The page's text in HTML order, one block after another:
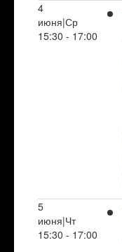
4
июня|Ср
15:30 - 17:00
5
июня|Чт
15:30 - 17:00